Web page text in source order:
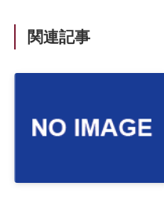
関連記事